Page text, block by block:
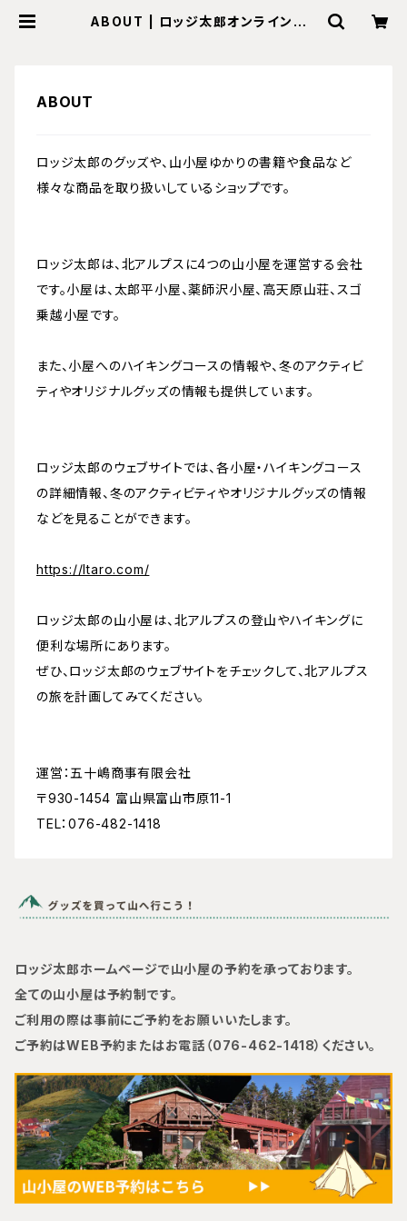
ABOUT | ロッジ太郎オンラインショ
ABOUT
ロッジ太郎のグッズや、山小屋ゆかりの書籍や食品など
様々な商品を取り扱いしているショップです。
ロッジ太郎は、北アルプスに4つの山小屋を運営する会社
です。小屋は、太郎平小屋、薬師沢小屋、高天原山荘、スゴ
乗越小屋です。
また、小屋へのハイキングコースの情報や、冬のアクティビ
ティやオリジナルグッズの情報も提供しています。
ロッジ太郎のウェブサイトでは、各小屋・ハイキングコース
の詳細情報、冬のアクティビティやオリジナルグッズの情報
などを見ることができます。
https://ltaro.com/
ロッジ太郎の山小屋は、北アルプスの登山やハイキングに
便利な場所にあります。
ぜひ、ロッジ太郎のウェブサイトをチェックして、北アルプス
の旅を計画してみてください。
運営：五十嶋商事有限会社
〒930-1454 富山県富山市原11-1
TEL：076-482-1418
ロッジ太郎ホームページで山小屋の予約を承っております。
全ての山小屋は予約制です。
ご利用の際は事前にご予約をお願いいたします。
ご予約はWEB予約またはお電話（076-462-1418）ください。